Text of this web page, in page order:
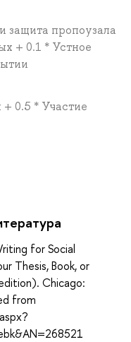
защита пропоузала
+ 0.1 * Устное
0.5 * Участие
for Social
Thesis, Book, or
Chicago:
from